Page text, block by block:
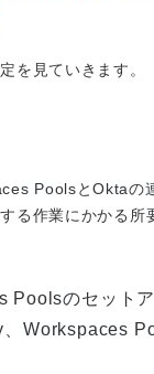
を見ていきます。
PoolsとOktaの
る作業にかかる所
Poolsのセット
Workspaces